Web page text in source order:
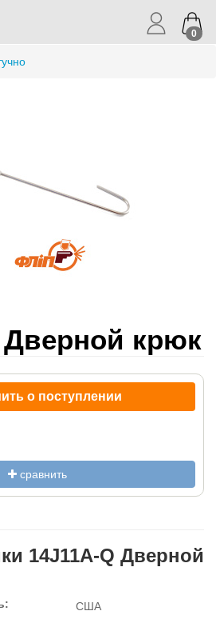
0
Дверной крюк
о поступлении
сравнить
14J11A-Q Дверной
США